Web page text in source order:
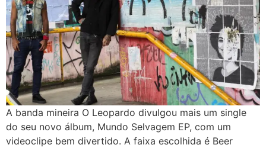
A banda mineira O Leopardo divulgou mais um single
do seu novo álbum, Mundo Selvagem EP, com um
videoclipe bem divertido. A faixa escolhida é Beer